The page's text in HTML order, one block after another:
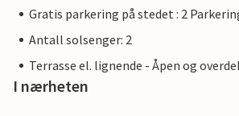
Gratis parkering på stedet : 2
Antall solsenger: 2
Terrasse el. lignende - Åpen og
I nærheten